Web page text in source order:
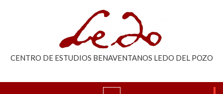
CENTRO DE ESTUDIOS BENAVENTANOS LEDO DEL POZO